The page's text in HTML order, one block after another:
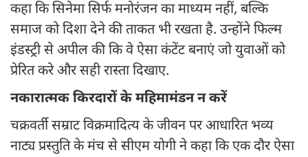
कहा कि सिनेमा सिर्फ मनोरंजन का माध्यम नहीं, बल्कि
समाज को दिशा देने की ताकत भी रखता है. उन्होंने फिल्म
इंडस्ट्री से अपील की कि वे ऐसा कंटेंट बनाएं जो युवाओं को
प्रेरित करे और सही रास्ता दिखाए.
नकारात्मक किरदारों के महिमामंडन न करें
चक्रवर्ती सम्राट विक्रमादित्य के जीवन पर आधारित भव्य
नाट्य प्रस्तुति के मंच से सीएम योगी ने कहा कि एक दौर ऐसा